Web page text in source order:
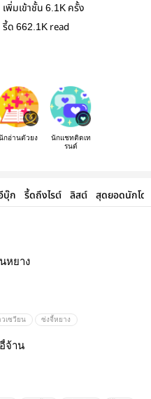
เพิ่มเข้าชั้น 6.1K ครั้ง
รี้ด 662.1K read
กอ่านตัวยง
นักแชทติดเท
รนด์
บุ๊ก รี้ดถึงไรต์ ลิสต์ สุดยอดนักโด
หยาง
เซวียน ซ่งจี้หยาง
อื่นๆ
จ้าน